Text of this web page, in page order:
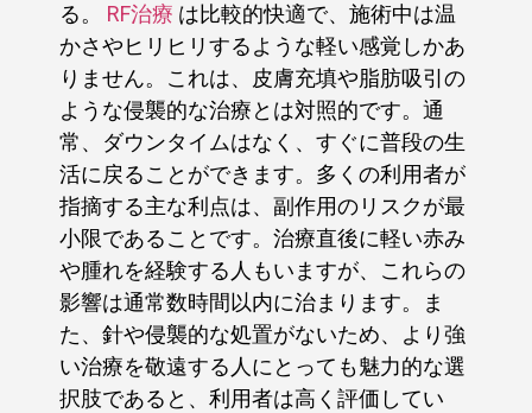
る。 RF治療 は比較的快適で、施術中は温
かさやヒリヒリするような軽い感覚しかあ
りません。これは、皮膚充填や脂肪吸引の
ような侵襲的な治療とは対照的です。通
常、ダウンタイムはなく、すぐに普段の生
活に戻ることができます。多くの利用者が
指摘する主な利点は、副作用のリスクが最
小限であることです。治療直後に軽い赤み
や腫れを経験する人もいますが、これらの
影響は通常数時間以内に治まります。ま
た、針や侵襲的な処置がないため、より強
い治療を敬遠する人にとっても魅力的な選
択肢であると、利用者は高く評価してい